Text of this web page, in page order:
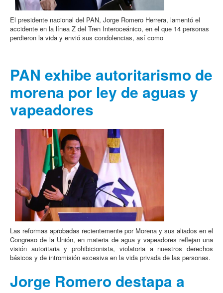
El presidente nacional del PAN, Jorge Romero Herrera, lamentó el
accidente en la línea Z del Tren Interoceánico, en el que 14 personas
perdieron la vida y envió sus condolencias, así como
PAN exhibe autoritarismo de
morena por ley de aguas y
vapeadores
Las reformas aprobadas recientemente por Morena y sus aliados en el
Congreso de la Unión, en materia de agua y vapeadores reflejan una
visión autoritaria y prohibicionista, violatoria a nuestros derechos
básicos y de intromisión excesiva en la vida privada de las personas.
Jorge Romero destapa a